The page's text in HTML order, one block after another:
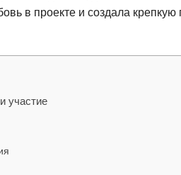
в проекте и создала крепкую
участие